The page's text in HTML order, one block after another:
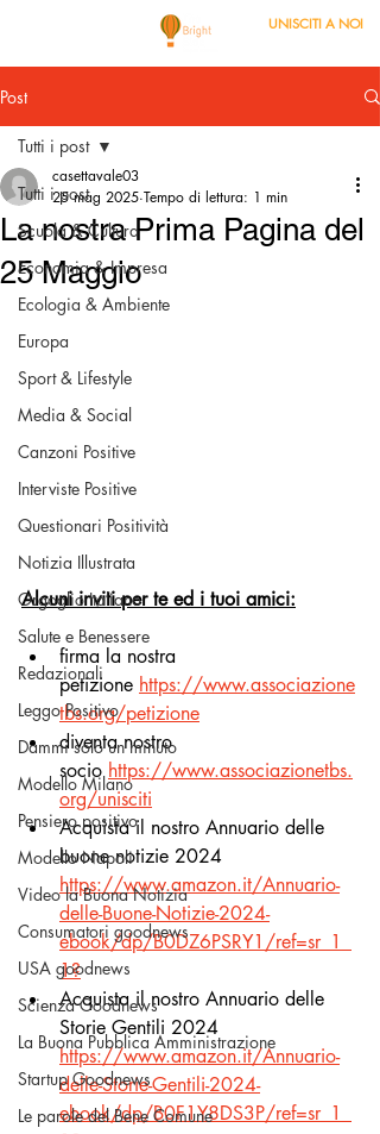
UNISCITI A NOI
Post
Tutti i post
Scuola & Cultura
Economia & Impresa
Ecologia & Ambiente
Europa
Sport & Lifestyle
Media & Social
Canzoni Positive
Interviste Positive
Questionari Positività
Notizia Illustrata
Orgoglio Italiano
Salute e Benessere
Redazionali
Leggo Positivo
Dammi solo un minuto
Modello Milano
Pensiero positivo
Modello Napoli
Video la Buona Notizia
Consumatori goodnews
USA goodnews
Scienza Goodnews
La Buona Pubblica Amministrazione
Startup Goodnews
Le parole del Bene Comune
Tutti i post
La nostra Prima Pagina del
25 Maggio
casettavale03
25 mag 2025 Tempo di lettura: 1 min
Alcuni inviti per te ed i tuoi amici:
firma la nostra
petizione https://www.associazione
tbs.org/petizione
diventa nostro
socio https://www.associazionetbs.
org/unisciti
Acquista il nostro Annuario delle
buone notizie 2024
https://www.amazon.it/Annuario-
delle-Buone-Notizie-2024-
ebook/dp/B0DZ6PSRY1/ref=sr_1_
1?
Acquista il nostro Annuario delle
Storie Gentili 2024
https://www.amazon.it/Annuario-
delle-Storie-Gentili-2024-
ebook/dp/B0F1Y8DS3P/ref=sr_1_